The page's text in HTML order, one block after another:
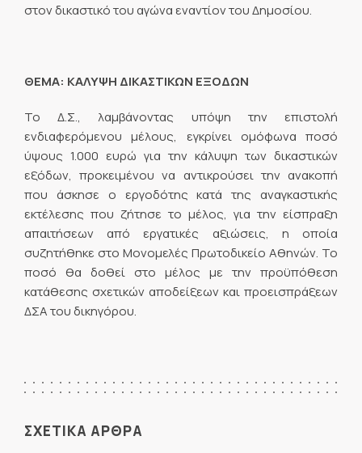
στον δικαστικό του αγώνα εναντίον του Δημοσίου.
ΘΕΜΑ: ΚΑΛΥΨΗ ΔΙΚΑΣΤΙΚΩΝ ΕΞΟΔΩΝ
Το Δ.Σ., λαμβάνοντας υπόψη την επιστολή
ενδιαφερόμενου μέλους, εγκρίνει ομόφωνα ποσό
ύψους 1.000 ευρώ για την κάλυψη των δικαστικών
εξόδων, προκειμένου να αντικρούσει την ανακοπή
που άσκησε ο εργοδότης κατά της αναγκαστικής
εκτέλεσης που ζήτησε το μέλος, για την είσπραξη
απαιτήσεων από εργατικές αξιώσεις, η οποία
συζητήθηκε στο Μονομελές Πρωτοδικείο Αθηνών. Το
ποσό θα δοθεί στο μέλος με την προϋπόθεση
κατάθεσης σχετικών αποδείξεων και προεισπράξεων
ΔΣΑ του δικηγόρου.
ΣΧΕΤΙΚΑ ΑΡΘΡΑ